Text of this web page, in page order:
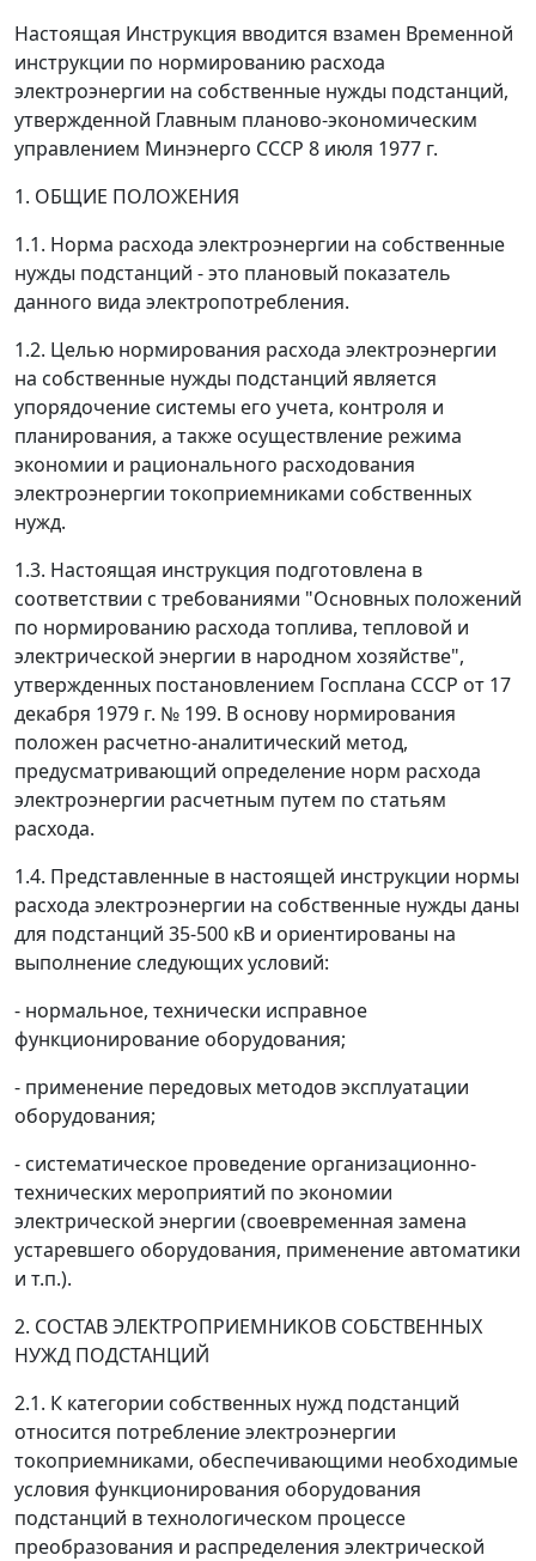
Настоящая Инструкция вводится взамен Временной
инструкции по нормированию расхода
электроэнергии на собственные нужды подстанций,
утвержденной Главным планово-экономическим
управлением Минэнерго СССР 8 июля 1977 г.
1. ОБЩИЕ ПОЛОЖЕНИЯ
1.1. Норма расхода электроэнергии на собственные
нужды подстанций - это плановый показатель
данного вида электропотребления.
1.2. Целью нормирования расхода электроэнергии
на собственные нужды подстанций является
упорядочение системы его учета, контроля и
планирования, а также осуществление режима
экономии и рационального расходования
электроэнергии токоприемниками собственных
нужд.
1.3. Настоящая инструкция подготовлена в
соответствии с требованиями "Основных положений
по нормированию расхода топлива, тепловой и
электрической энергии в народном хозяйстве",
утвержденных постановлением Госплана СССР от 17
декабря 1979 г. № 199. В основу нормирования
положен расчетно-аналитический метод,
предусматривающий определение норм расхода
электроэнергии расчетным путем по статьям
расхода.
1.4. Представленные в настоящей инструкции нормы
расхода электроэнергии на собственные нужды даны
для подстанций 35-500 кВ и ориентированы на
выполнение следующих условий:
- нормальное, технически исправное
функционирование оборудования;
- применение передовых методов эксплуатации
оборудования;
- систематическое проведение организационно-
технических мероприятий по экономии
электрической энергии (своевременная замена
устаревшего оборудования, применение автоматики
и т.п.).
2. СОСТАВ ЭЛЕКТРОПРИЕМНИКОВ СОБСТВЕННЫХ
НУЖД ПОДСТАНЦИЙ
2.1. К категории собственных нужд подстанций
относится потребление электроэнергии
токоприемниками, обеспечивающими необходимые
условия функционирования оборудования
подстанций в технологическом процессе
преобразования и распределения электрической